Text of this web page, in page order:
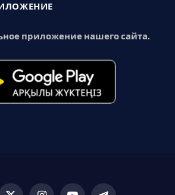
приложение нашего сайта.